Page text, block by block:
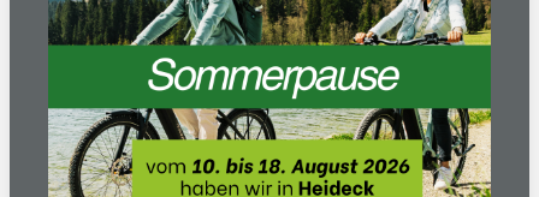
Forsttechnik Motorsäge Benzin-Motorsäge
Motorsäge 572 XPG 20"
(50cm Schiene)